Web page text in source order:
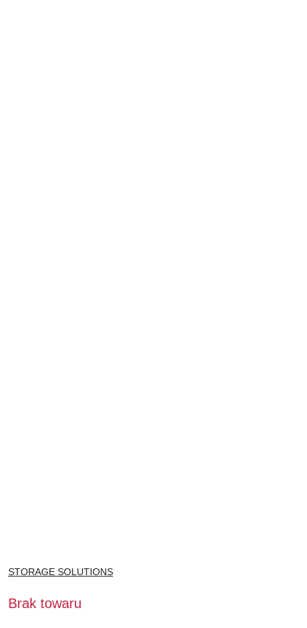
NAZWA
PRODUCENTA:
STORAGE SOLUTIONS
Brak towaru